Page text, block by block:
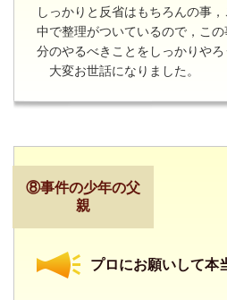
しっかりと反省はもちろんの事
中で整理がついているので，こ
分のやるべきことをしっかりやろ
大変お世話になりました。
⑧事件の少年の父
親
プロにお願いして本